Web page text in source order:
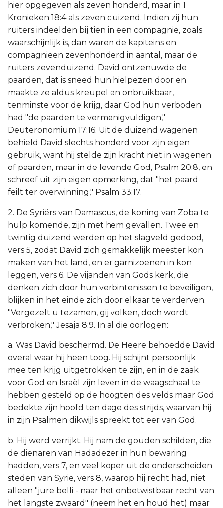
hier opgegeven als zeven honderd, maar in 1
Kronieken 18:4 als zeven duizend. Indien zij hun
ruiters indeelden bij tien in een compagnie, zoals
waarschijnlijk is, dan waren de kapiteins en
compagnieën zevenhonderd in aantal, maar de
ruiters zevenduizend. David ontzenuwde de
paarden, dat is sneed hun hielpezen door en
maakte ze aldus kreupel en onbruikbaar,
tenminste voor de krijg, daar God hun verboden
had "de paarden te vermenigvuldigen,"
Deuteronomium 17:16. Uit de duizend wagenen
behield David slechts honderd voor zijn eigen
gebruik, want hij stelde zijn kracht niet in wagenen
of paarden, maar in de levende God, Psalm 20:8, en
schreef uit zijn eigen opmerking, dat "het paard
feilt ter overwinning," Psalm 33:17.
2. De Syriërs van Damascus, de koning van Zoba te
hulp komende, zijn met hem gevallen. Twee en
twintig duizend werden op het slagveld gedood,
vers 5, zodat David zich gemakkelijk meester kon
maken van het land, en er garnizoenen in kon
leggen, vers 6. De vijanden van Gods kerk, die
denken zich door hun verbintenissen te beveiligen,
blijken in het einde zich door elkaar te verderven.
"Vergezelt u tezamen, gij volken, doch wordt
verbroken," Jesaja 8:9. In al die oorlogen:
a. Was David beschermd. De Heere behoedde David
overal waar hij heen toog. Hij schijnt persoonlijk
mee ten krijg uitgetrokken te zijn, en in de zaak
voor God en Israël zijn leven in de waagschaal te
hebben gesteld op de hoogten des velds maar God
bedekte zijn hoofd ten dage des strijds, waarvan hij
in zijn Psalmen dikwijls spreekt tot eer van God.
b. Hij werd verrijkt. Hij nam de gouden schilden, die
de dienaren van Hadadezer in hun bewaring
hadden, vers 7, en veel koper uit de onderscheiden
steden van Syrië, vers 8, waarop hij recht had, niet
alleen "jure belli - naar het onbetwistbaar recht van
het langste zwaard" (neem het en houd het) maar